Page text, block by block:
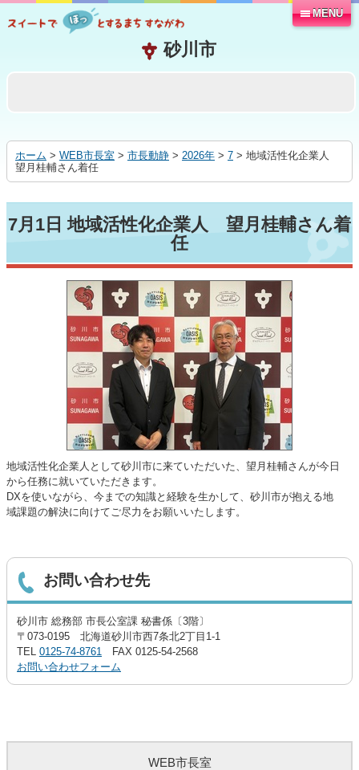
る
MENU
ホーム > WEB市長室 > 市長動静 > 2026年 > 7 > 地域活性化企業人
望月桂輔さん着任
7月1日 地域活性化企業人 望月桂輔さん着
任
地域活性化企業人として砂川市に来ていただいた、望月桂輔さんが今日
から任務に就いていただきます。
DXを使いながら、今までの知識と経験を生かして、砂川市が抱える地
域課題の解決に向けてご尽力をお願いいたします。
お問い合わせ先
砂川市 総務部 市長公室課 秘書係〔3階〕
〒073-0195 北海道砂川市西7条北2丁目1-1
TEL 0125-74-8761 FAX 0125-54-2568
お問い合わせフォーム
WEB市長室